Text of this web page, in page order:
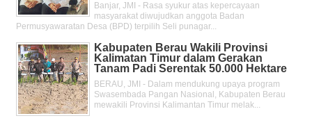
Banjar, JMI - Rasa syukur atas kepercayaan
masyarakat diwujudkan anggota Badan
Permusyawaratan Desa (BPD) terpilih Seli punagar...
Kabupaten Berau Wakili Provinsi
Kalimatan Timur dalam Gerakan
Tanam Padi Serentak 50.000 Hektare
BERAU, JMI - Dalam mendukung upaya program
Swasembada Pangan Nasional, Kabupaten Berau
mewakili Provinsi Kalimantan Timur melak...